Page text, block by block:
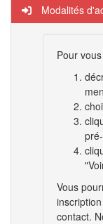
Modalités
Pour
Vous
contact.